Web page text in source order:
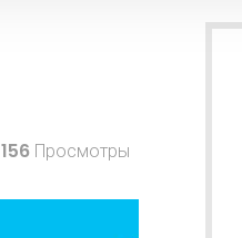
156 Просмотры